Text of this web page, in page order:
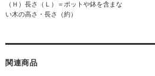
（Ｈ）長さ（Ｌ）＝ポットや鉢を含まな
い木の高さ・長さ（約）
関連商品